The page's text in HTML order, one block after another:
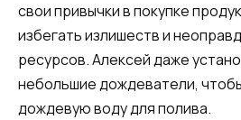
свои привычки в покупке
избегать излишеств и
ресурсов. Алексей даже
небольшие дождеватели,
дождевую воду для полива.